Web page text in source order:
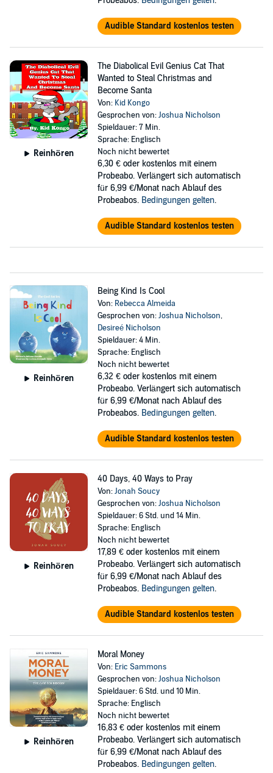
Audible Standard kostenlos testen
Reinhören
The Diabolical Evil Genius Cat That
Wanted to Steal Christmas and
Become Santa
Von: Kid Kongo
Gesprochen von:Joshua Nicholson
Spieldauer: 7 Min.
Sprache: Englisch
Noch nicht bewertet
6,30 € oder kostenlos mit einem
Probeabo. Verlängert sich automatisch
für 6,99 €/Monat nach Ablauf des
Probeabos. Bedingungen gelten.
Audible Standard kostenlos testen
Reinhören
Being Kind Is Cool
Von: Rebecca Almeida
Gesprochen von:Joshua Nicholson,
Desireé Nicholson
Spieldauer: 4 Min.
Sprache: Englisch
Noch nicht bewertet
6,32 € oder kostenlos mit einem
Probeabo. Verlängert sich automatisch
für 6,99 €/Monat nach Ablauf des
Probeabos. Bedingungen gelten.
Audible Standard kostenlos testen
Reinhören
40 Days, 40 Ways to Pray
Von:Jonah Soucy
Gesprochen von:Joshua Nicholson
Spieldauer: 6 Std. und 14 Min.
Sprache: Englisch
Noch nicht bewertet
17,89 € oder kostenlos mit einem
Probeabo. Verlängert sich automatisch
für 6,99 €/Monat nach Ablauf des
Probeabos. Bedingungen gelten.
Audible Standard kostenlos testen
Reinhören
Moral Money
Von: Eric Sammons
Gesprochen von:Joshua Nicholson
Spieldauer: 6 Std. und 10 Min.
Sprache: Englisch
Noch nicht bewertet
16,83 € oder kostenlos mit einem
Probeabo. Verlängert sich automatisch
für 6,99 €/Monat nach Ablauf des
Probeabos. Bedingungen gelten.